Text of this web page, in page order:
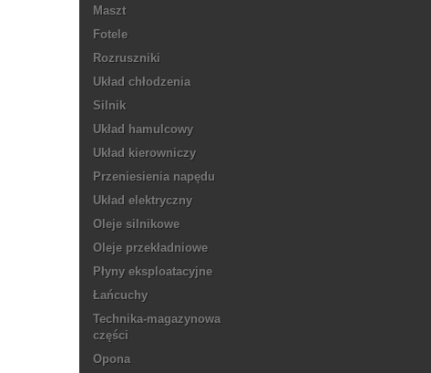
Maszt
Fotele
Rozruszniki
Układ chłodzenia
Silnik
Układ hamulcowy
Układ kierowniczy
Przeniesienia napędu
Układ elektryczny
Oleje silnikowe
Oleje przekładniowe
Płyny eksploatacyjne
Łańcuchy
Technika-magazynowa
części
Opona